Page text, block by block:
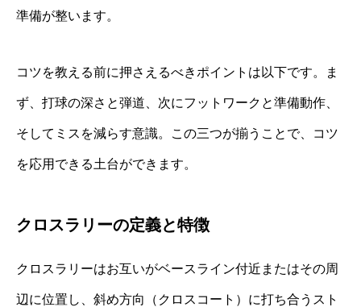
準備が整います。
コツを教える前に押さえるべきポイントは以下です。ま
ず、打球の深さと弾道、次にフットワークと準備動作、
そしてミスを減らす意識。この三つが揃うことで、コツ
を応用できる土台ができます。
クロスラリーの定義と特徴
クロスラリーはお互いがベースライン付近またはその周
辺に位置し、斜め方向（クロスコート）に打ち合うスト